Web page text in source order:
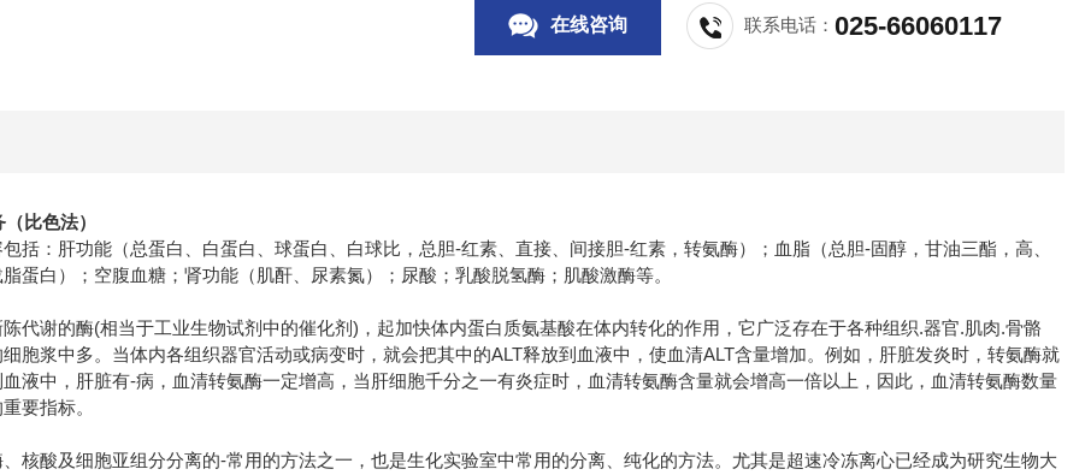
在线咨询 联系电话：025-66060117
比色法）
括：肝功能（总蛋白、白蛋白、球蛋白、白球比，总胆-红素、直接、间接胆-红素，转氨酶）；血脂（总胆-固醇，甘油三酯，高、
蛋白）；空腹血糖；肾功能（肌酐、尿素氮）；尿酸；乳酸脱氢酶；肌酸激酶等。
代谢的酶(相当于工业生物试剂中的催化剂)，起加快体内蛋白质氨基酸在体内转化的作用，它广泛存在于各种组织.器官.肌肉.骨骼
胞浆中多。当体内各组织器官活动或病变时，就会把其中的ALT释放到血液中，使血清ALT含量增加。例如，肝脏发炎时，转氨酶就
液中，肝脏有-病，血清转氨酶一定增高，当肝细胞千分之一有炎症时，血清转氨酶含量就会增高一倍以上，因此，血清转氨酶数量
要指标。
核酸及细胞亚组分分离的-常用的方法之一，也是生化实验室中常用的分离、纯化的方法。尤其是超速冷冻离心已经成为研究生物大